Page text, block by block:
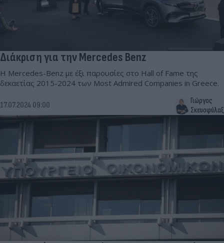
Διάκριση για την Mercedes Benz
H Mercedes-Benz με έξι παρουσίες στο Hall of Fame της
δεκαετίας 2015-2024 των Most Admired Companies in Greece.
17.07.2024 09:00
Γιώργος
Σκευοφύλαξ